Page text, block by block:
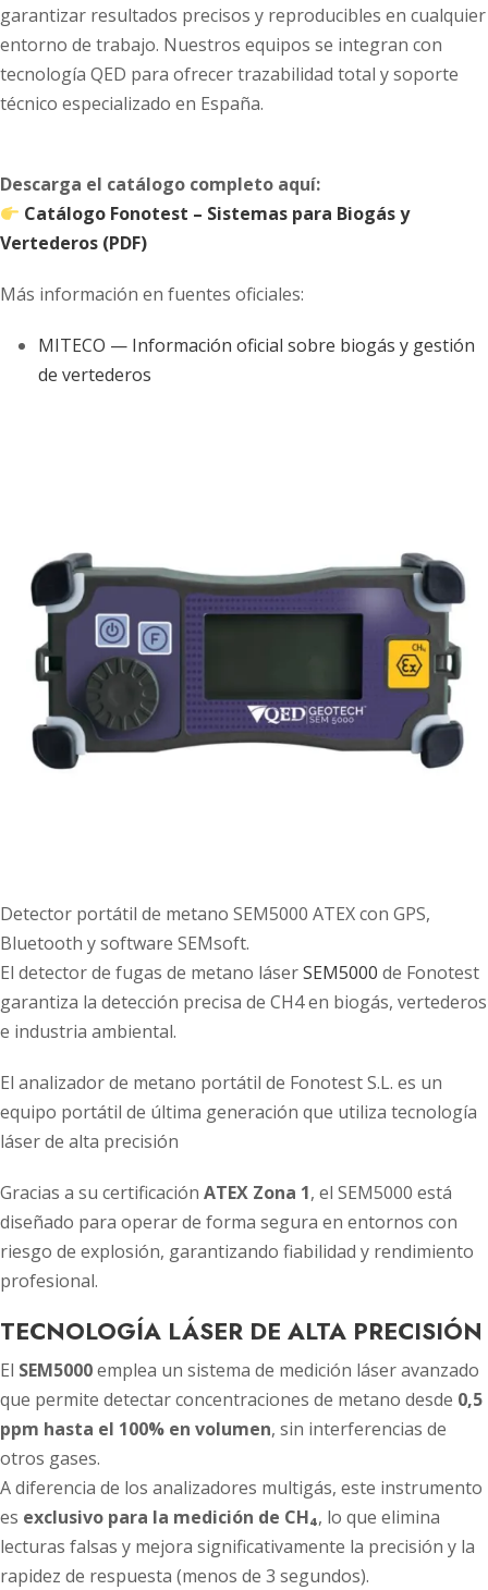
garantizar resultados precisos y reproducibles en cualquier
entorno de trabajo. Nuestros equipos se integran con
tecnología QED para ofrecer trazabilidad total y soporte
técnico especializado en España.
Descarga el catálogo completo aquí:
Catálogo Fonotest – Sistemas para Biogás y
Vertederos (PDF)
Más información en fuentes oficiales:
MITECO — Información oficial sobre biogás y gestión
de vertederos
Detector portátil de metano SEM5000 ATEX con GPS,
Bluetooth y software SEMsoft.
El detector de fugas de metano láserSEM5000 de Fonotest
garantiza la detección precisa de CH4 en biogás, vertederos
e industria ambiental.
El analizador de metano portátil de Fonotest S.L. es un
equipo portátil de última generación que utiliza tecnología
láser de alta precisión
Gracias a su certificación ATEX Zona 1, el SEM5000 está
diseñado para operar de forma segura en entornos con
riesgo de explosión, garantizando fiabilidad y rendimiento
profesional.
TECNOLOGÍA LÁSER DE ALTA PRECISIÓN
El SEM5000emplea un sistema de medición láser avanzado
que permite detectar concentraciones de metano desde 0,5
ppm hasta el 100% en volumen, sin interferencias de
otros gases.
A diferencia de los analizadores multigás, este instrumento
es exclusivo para la medición de CH₄, lo que elimina
lecturas falsas y mejora significativamente la precisión y la
rapidez de respuesta (menos de 3 segundos).